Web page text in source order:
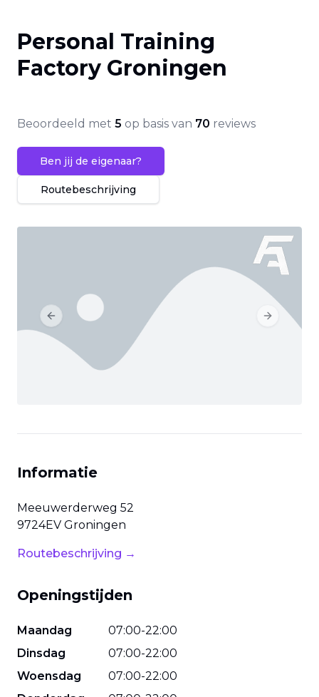
Personal Training
Factory Groningen
Beoordeeld met 5 op basis van 70 reviews
Ben jij de eigenaar?
Routebeschrijving
Previous slide Next slide
Informatie
Meeuwerderweg 52
9724EV Groningen
Routebeschrijving →
Openingstijden
Maandag 07:00-22:00
Dinsdag
07:00-22:00
Woensdag
07:00-22:00